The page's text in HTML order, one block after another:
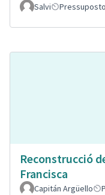
Salvi
Reconstrucció
Francisca
Capitán Argüello